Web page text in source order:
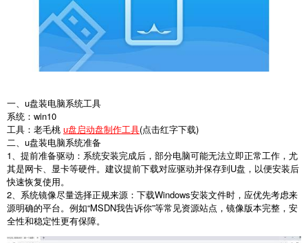
一、u盘装电脑系统工具
系统：win10
工具：老毛桃 u盘启动盘制作工具(点击红字下载)
二、u盘装电脑系统准备
1
、提前准备驱动：系统安装完成后，部分电脑可能无法立即正常工作，尤
其是网卡、显卡等硬件。建议提前下载对应驱动并保存到U盘，以便安装后
快速恢复使用。
2 、系统镜像尽量选择正规来源：下载Windows安装文件时，应优先考虑来
源明确的平台。例如“MSDN我告诉你”等常见资源站点，镜像版本完整，安
全性和稳定性更有保障。